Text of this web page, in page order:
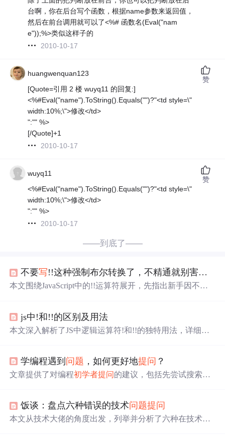
台啊，你在后台写个函数，根据name参数来返回值，
然后在前台调用就可以了<%# 函数名(Eval("nam
e"));%>类似这样子的
2010-10-17
huangwenquan123
[Quote=引用 2 楼 wuyq11 的回复:]
<%#Eval("name").ToString().Equals("")?"<td style=\"
width:10%;\">修改</td>
":"" %>
[/Quote]+1
2010-10-17
赞
wuyq11
<%#Eval("name").ToString().Equals("")?"<td style=\"
width:10%;\">修改</td>
":"" %>
2010-10-17
赞
——到底了——
不要写!!这种强制布尔转换了，不精通就别害人害己
本文围绕JavaScript中的!!运算符展开，先指出新手因不懂
任意值转布尔、简化条件判断
读性差，初学者 可考虑用其他函数替代。
js中!和!!的区别及用法
本文深入解析了JS中逻辑运算符!和!!的独特用法，详细介
学编程遇到 问题 ，如何更好地提问 ？
文章提供了对编程初学者提问的建议，包括先尝试搜索、
程》，并提到使用ChatGPT辅助学习的新模式。
饭谈：盘点六种错误的技术问题提问
本文从技术大佬的角度出发，列举并分析了六种在技术群